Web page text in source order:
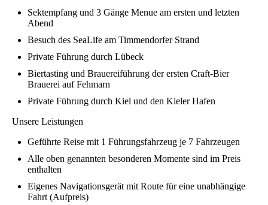
Sektempfang und 3 Gänge Menue am ersten und letzten
Abend
Besuch des SeaLife am Timmendorfer Strand
Private Führung durch Lübeck
Biertasting und Brauereiführung der ersten Craft-Bier
Brauerei auf Fehmarn
Private Führung durch Kiel und den Kieler Hafen
Unsere Leistungen
Geführte Reise mit 1 Führungsfahrzeug je 7 Fahrzeugen
Alle oben genannten besonderen Momente sind im Preis
enthalten
Eigenes Navigationsgerät mit Route für eine unabhängige
Fahrt (Aufpreis)